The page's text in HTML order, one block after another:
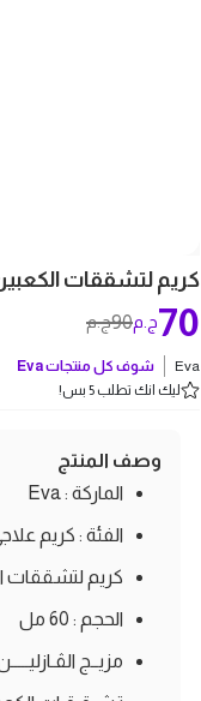
كريم لتشققات الكعبين -
90ج.م 70ج.م
Eva شوف كل منتجاتEva
ليك انك تطلب 5 بس!
وصف المنتج
الماركة : Eva
الفئة : كريم
كريم لتشققات
الحجم : 60 مل
مزيــج